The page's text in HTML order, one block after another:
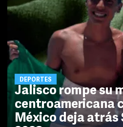
DEPORTES
Jalisco rompe su
centroamericana
México deja atrás